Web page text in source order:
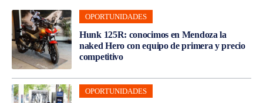
OPORTUNIDADES
Hunk 125R: conocimos en Mendoza la
naked Hero con equipo de primera y precio
competitivo
OPORTUNIDADES